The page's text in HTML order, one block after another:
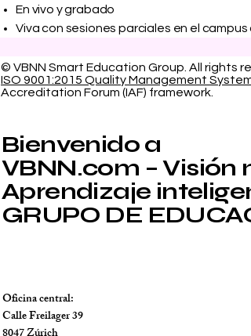
En vivo y grabado
Viva con sesiones parciales en el campus
© VBNN Smart Education Group. All rights
ISO 9001:2015 Quality Management
Accreditation Forum (IAF) framework.
Bienvenido a
VBNN.com –
Aprendizaje
GRUPO DE
Oficina central:
Calle Freilager 39